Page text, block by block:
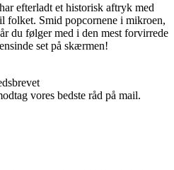
efterladt et historisk aftryk med
folket. Smid popcornene i mikroen,
du følger med i den mest forvirrede
set på skærmen!
vores bedste råd på mail.